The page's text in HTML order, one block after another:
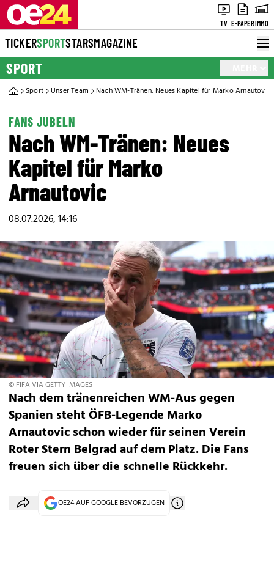
TV E-PAPERIMMO
TICKERSPORTSTARSMAGAZINE
SPORT
Sport Unser Team Nach WM-Tränen: Neues Kapitel für Marko Arnautovic
FANS JUBELN
Nach WM-Tränen: Neues
Kapitel für Marko
Arnautovic
08.07.2026, 14:16
© FIFA VIA GETTY IMAGES
Nach dem tränenreichen WM-Aus gegen
Spanien steht ÖFB-Legende Marko
Arnautovic schon wieder für seinen Verein
Roter Stern Belgrad auf dem Platz. Die Fans
freuen sich über die schnelle Rückkehr.
OE24 AUF GOOGLE BEVORZUGEN